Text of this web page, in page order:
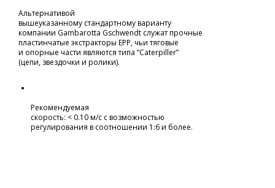
Альтернативой
вышеуказанному стандартному варианту
компании Gambarotta Gschwendt служат прочные
пластинчатые экстракторы EPP, чьи тяговые
и опорные части являются типа “Caterpiller”
(цепи, звездочки и ролики).
Рекомендуемая
скорость: < 0.10 м/с с возможностью
регулирования в соотношении 1:6 и более.